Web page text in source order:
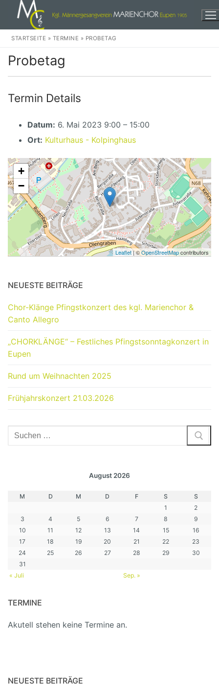
Inhalt
springen
Herzlich Willkommen!
Events
Unser Chor
Unser Dirigent
Unsere Musikkomission
Unser Vorstand
Archiv
Weihnachten
In der Stadt
Eine dankbare Aufgabe
Audio
Discographie
Hörproben
Kontakte
Freunde
Links
STARTSEITE » TERMINE » PROBETAG
Probetag
Termin Details
Datum: 6. Mai 2023 9:00 – 15:00
Ort: Kulturhaus - Kolpinghaus
+
−
Leaflet| ©OpenStreetMapcontributors
NEUESTE BEITRÄGE
Chor-Klänge Pfingstkonzert des kgl. Marienchor &
Canto Allegro
„CHORKLÄNGE“ – Festliches Pfingstsonntagkonzert in
Eupen
Rund um Weihnachten 2025
Frühjahrskonzert 21.03.2026
Suchen
nach:
August 2026
M D M D F S
S
1
2
3
4 5 6 7 8
9
10
11 12 13 14 15
16
17
18 19 20 21 22
23
24
25 26 27 28 29
30
31
« Juli
Sep. »
TERMINE
Akutell stehen keine Termine an.
NEUESTE BEITRÄGE